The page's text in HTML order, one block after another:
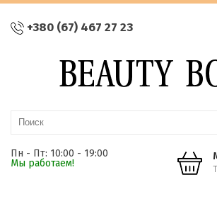
+380 (67) 467 27 23
Пн - Пт: 10:00 - 19:00
Мы работаем!